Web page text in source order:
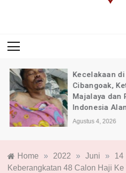
Kecelakaan di
Cibangoak,
Majalaya dan
Indonesia
Agustus 4, 2026
Home » 2022 » Juni » 14
Keberangkatan 48 Calon Haji Ke